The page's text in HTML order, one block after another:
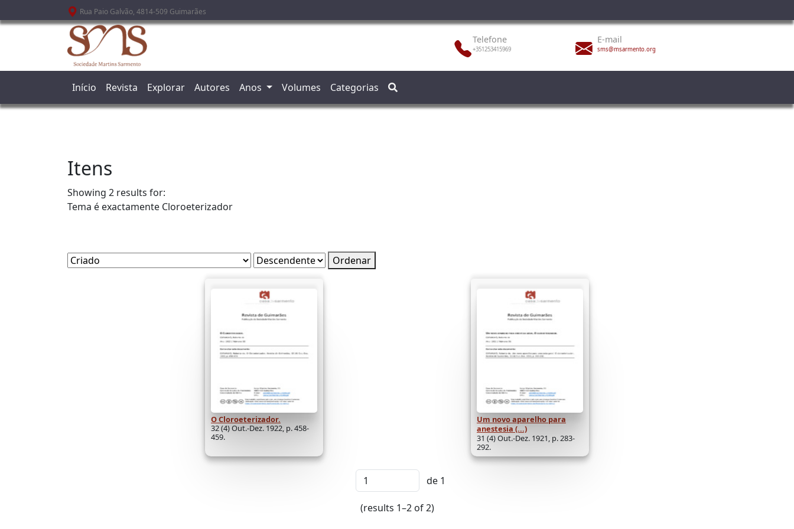
Passar para o conteúdo principal
Rua Paio Galvão, 4814-509 Guimarães
Telefone
+351253415969
E-mail
sms@msarmento.org
Início Revista Explorar Autores Anos Volumes Categorias
Itens
Showing 2 results for:
Tema é exactamente Cloroeterizador
Ordenar
O Cloroeterizador.
32 (4) Out.-Dez. 1922, p. 458-
459.
Um novo aparelho para
anestesia (...)
31 (4) Out.-Dez. 1921, p. 283-
292.
de 1
(results 1–2 of 2)